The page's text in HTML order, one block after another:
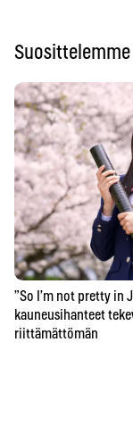
Suosittelemme
”So I’m not pretty in
kauneusihanteet
riittämättömän